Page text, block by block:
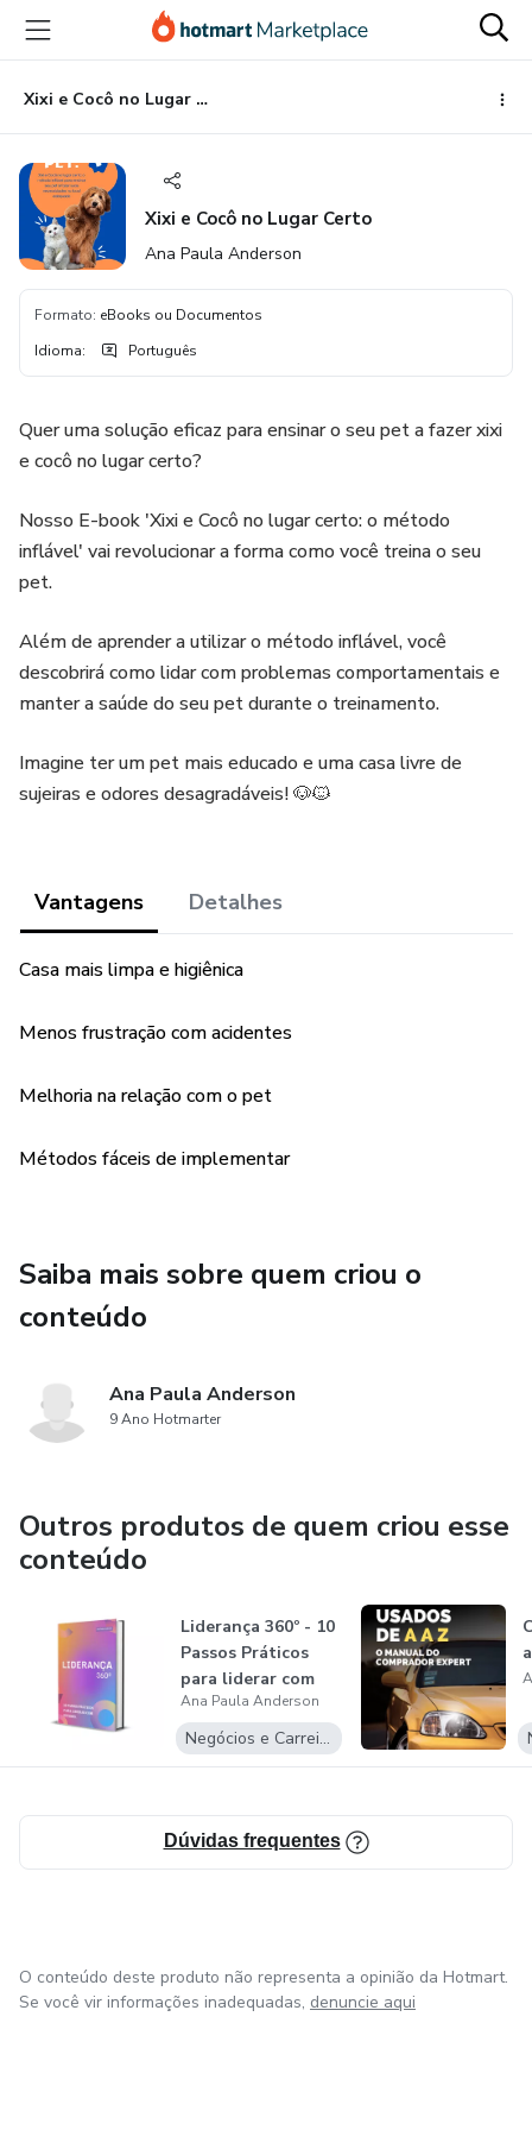
para
conteúdo
principal
para
pagamento
para
rodapé
Xixi e Cocô no Lugar Certo
Xixi e Cocô no Lugar Certo
Ana Paula Anderson
Formato: eBooks ou Documentos
Idioma: Português
Quer uma solução eficaz para ensinar o seu pet a fazer xixi
e cocô no lugar certo?
Nosso E-book 'Xixi e Cocô no lugar certo: o método
inflável' vai revolucionar a forma como você treina o seu
pet.
Além de aprender a utilizar o método inflável, você
descobrirá como lidar com problemas comportamentais e
manter a saúde do seu pet durante o treinamento.
Imagine ter um pet mais educado e uma casa livre de
sujeiras e odores desagradáveis! 🐶🐱
Vantagens Detalhes
Casa mais limpa e higiênica
Menos frustração com acidentes
Melhoria na relação com o pet
Métodos fáceis de implementar
Saiba mais sobre quem criou o
conteúdo
Ana Paula Anderson
9 Ano Hotmarter
Outros produtos de quem criou esse
conteúdo
Liderança 360º - 10
Passos Práticos
para liderar com
Sucesso...
Ana Paula Anderson
Negócios e Carreira
Dúvidas frequentes
O conteúdo deste produto não representa a opinião da Hotmart.
Se você vir informações inadequadas, denuncie aqui